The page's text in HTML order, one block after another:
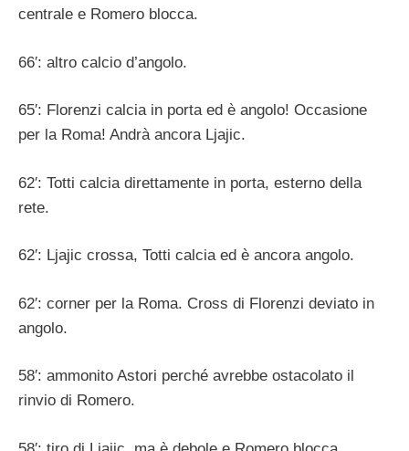
centrale e Romero blocca.
66′: altro calcio d’angolo.
65′: Florenzi calcia in porta ed è angolo! Occasione
per la Roma! Andrà ancora Ljajic.
62′: Totti calcia direttamente in porta, esterno della
rete.
62′: Ljajic crossa, Totti calcia ed è ancora angolo.
62′: corner per la Roma. Cross di Florenzi deviato in
angolo.
58′: ammonito Astori perché avrebbe ostacolato il
rinvio di Romero.